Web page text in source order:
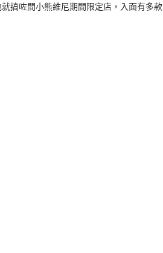
搞咗間小熊維尼期間限定店，入面有多款